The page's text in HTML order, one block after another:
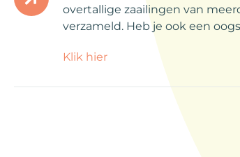
overtallige zaailingen van
verzameld. Heb je ook een
Klik hier